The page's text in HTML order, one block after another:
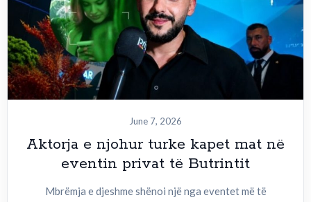
June 7, 2026
Aktorja e njohur turke kapet mat në
eventin privat të Butrintit
Mbrëmja e djeshme shënoi një nga eventet më të